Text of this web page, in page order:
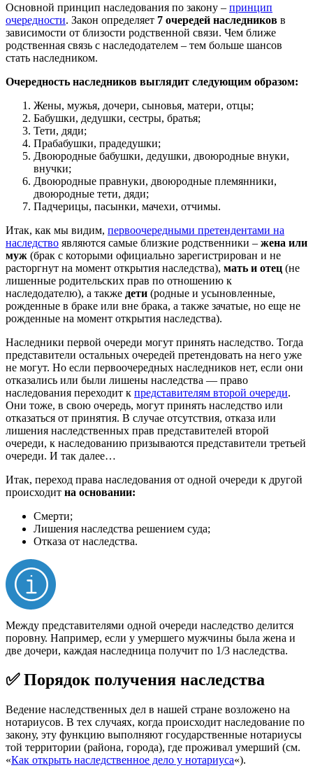
Основной принцип наследования по закону – принцип
очередности. Закон определяет 7 очередей наследников в
зависимости от близости родственной связи. Чем ближе
родственная связь с наследодателем – тем больше шансов
стать наследником.
Очередность наследников выглядит следующим образом:
Жены, мужья, дочери, сыновья, матери, отцы;
Бабушки, дедушки, сестры, братья;
Тети, дяди;
Прабабушки, прадедушки;
Двоюродные бабушки, дедушки, двоюродные внуки,
внучки;
Двоюродные правнуки, двоюродные племянники,
двоюродные тети, дяди;
Падчерицы, пасынки, мачехи, отчимы.
Итак, как мы видим, первоочередными претендентами на
наследство являются самые близкие родственники – жена или
муж (брак с которыми официально зарегистрирован и не
расторгнут на момент открытия наследства), мать и отец (не
лишенные родительских прав по отношению к
наследодателю), а также дети (родные и усыновленные,
рожденные в браке или вне брака, а также зачатые, но еще не
рожденные на момент открытия наследства).
Наследники первой очереди могут принять наследство. Тогда
представители остальных очередей претендовать на него уже
не могут. Но если первоочередных наследников нет, если они
отказались или были лишены наследства — право
наследования переходит к представителям второй очереди.
Они тоже, в свою очередь, могут принять наследство или
отказаться от принятия. В случае отсутствия, отказа или
лишения наследственных прав представителей второй
очереди, к наследованию призываются представители третьей
очереди. И так далее…
Итак, переход права наследования от одной очереди к другой
происходит на основании:
Смерти;
Лишения наследства решением суда;
Отказа от наследства.
Между представителями одной очереди наследство делится
поровну. Например, если у умершего мужчины была жена и
две дочери, каждая наследница получит по 1/3 наследства.
✅ Порядок получения наследства
Ведение наследственных дел в нашей стране возложено на
нотариусов. В тех случаях, когда происходит наследование по
закону, эту функцию выполняют государственные нотариусы
той территории (района, города), где проживал умерший (см.
«Как открыть наследственное дело у нотариуса«).